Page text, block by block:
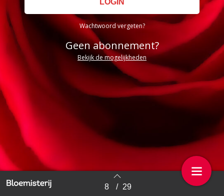
Back to index 8 / 29
Wachtwoord vergeten?
Geen abonnement?
Bekijk de mogelijkheden